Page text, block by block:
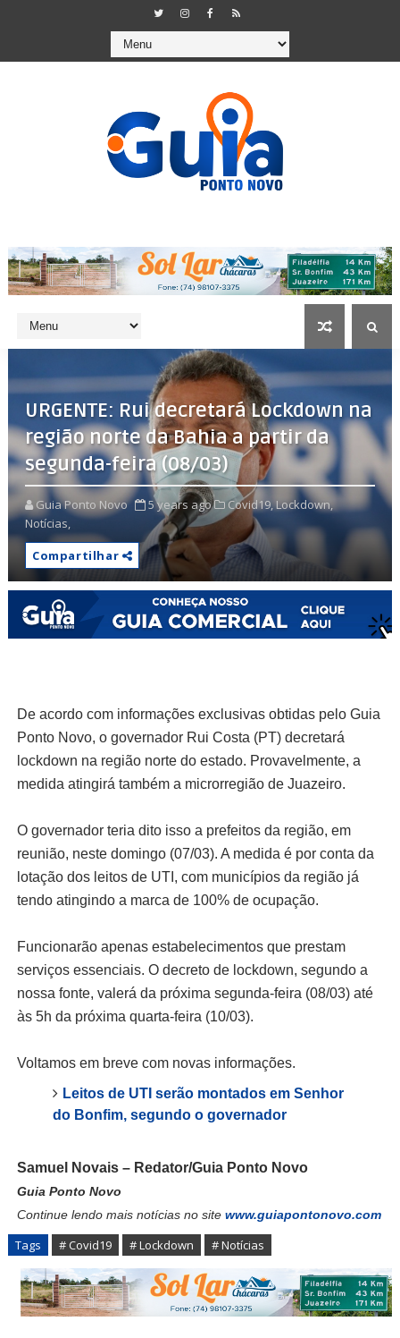
URGENTE: Rui decretará Lockdown na
região norte da Bahia a partir da
segunda-feira (08/03)
Guia Ponto Novo 5 years ago Covid19,Lockdown,
Notícias,
Compartilhar
De acordo com informações exclusivas obtidas pelo Guia
Ponto Novo, o governador Rui Costa (PT) decretará
lockdown na região norte do estado. Provavelmente, a
medida atingirá também a microrregião de Juazeiro.
O governador teria dito isso a prefeitos da região, em
reunião, neste domingo (07/03). A medida é por conta da
lotação dos leitos de UTI, com municípios da região já
tendo atingindo a marca de 100% de ocupação.
Funcionarão apenas estabelecimentos que prestam
serviços essenciais. O decreto de lockdown, segundo a
nossa fonte, valerá da próxima segunda-feira (08/03) até
às 5h da próxima quarta-feira (10/03).
Voltamos em breve com novas informações.
Leitos de UTI serão montados em Senhor
do Bonfim, segundo o governador
Samuel Novais – Redator/Guia Ponto Novo
Guia Ponto Novo
Continue lendo mais notícias no site www.guiapontonovo.com
Tags # Covid19 # Lockdown # Notícias